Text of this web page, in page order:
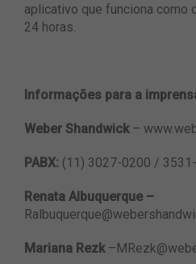
aplicativo que funciona como
24 horas.
Informações para a
Weber Shandwick –
PABX: (11) 3027-0200 /
Renata Albuquerque –
Mariana Rezk–